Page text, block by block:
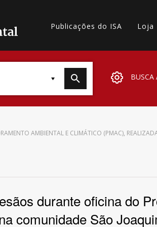
Publicações do ISA Loja
BUSCA
AMBIENTAL E CLIMÁTICO (PMAC),
durante oficina do
comunidade São